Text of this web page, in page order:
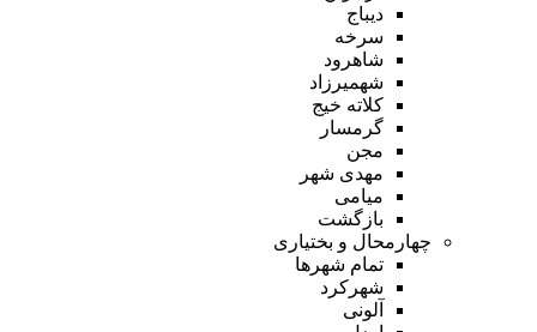
دیباج
سرخه
شاهرود
شهمیرزاد
کلاته خیج
گرمسار
مجن
مهدی شهر
میامی
بازگشت
چهارمحال و بختیاری
تمام شهر‌ها
شهرکرد
آلونی